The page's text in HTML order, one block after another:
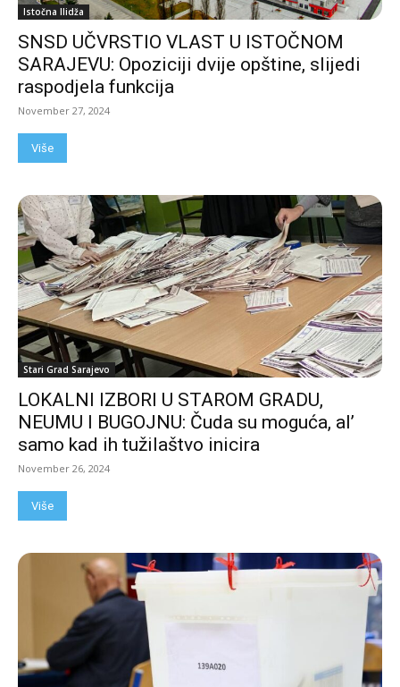
Istočna Ilidža
SNSD UČVRSTIO VLAST U ISTOČNOM
SARAJEVU: Opoziciji dvije opštine, slijedi
raspodjela funkcija
November 27, 2024
Više
Stari Grad Sarajevo
LOKALNI IZBORI U STAROM GRADU,
NEUMU I BUGOJNU: Čuda su moguća, al’
samo kad ih tužilaštvo inicira
November 26, 2024
Više